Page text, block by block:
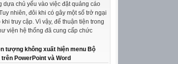
dựa chủ yếu vào việc đặt quảng cáo
nhiên, đôi khi có gây một số trở ngại
truy cập. Vì vậy, để thuận tiện trong
viện hệ thống đã cung cấp chức
tượng không xuất hiện menu Bộ
PowerPoint và Word